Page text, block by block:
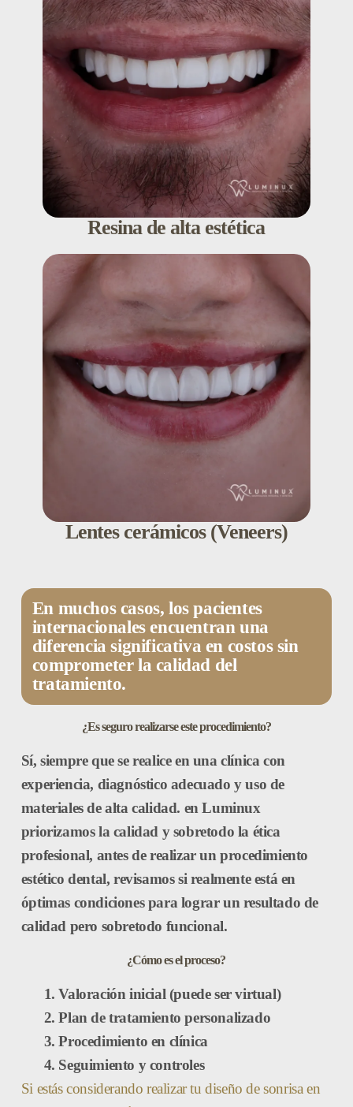
Resina de alta estética
Lentes cerámicos (Veneers)
En muchos casos, los pacientes
internacionales encuentran una
diferencia significativa en costos sin
comprometer la calidad del
tratamiento.
¿Es seguro realizarse este procedimiento?
Sí, siempre que se realice en una clínica con
experiencia, diagnóstico adecuado y uso de
materiales de alta calidad. en Luminux
priorizamos la calidad y sobretodo la ética
profesional, antes de realizar un procedimiento
estético dental, revisamos si realmente está en
óptimas condiciones para lograr un resultado de
calidad pero sobretodo funcional.
¿Cómo es el proceso?
Valoración inicial (puede ser virtual)
Plan de tratamiento personalizado
Procedimiento en clínica
Seguimiento y controles
Si estás considerando realizar tu diseño de sonrisa en